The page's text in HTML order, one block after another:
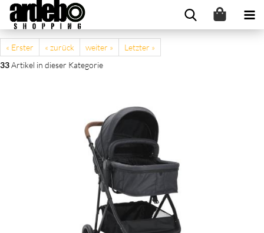
« Erster « zurück weiter »
Letzter »
33Artikel in dieser Kategorie